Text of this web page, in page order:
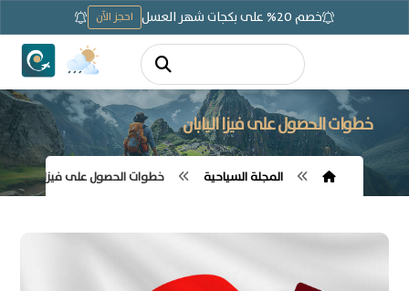
خصم 20% على بكجات شهر العسل احجز الآن
خطوات الحصول على فيزا اليابان
المجلة السياحية خطوات الحصول على فيزا اليابان